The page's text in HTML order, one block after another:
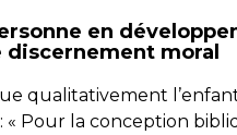
en
moral
qualitativement
« Pour la conception